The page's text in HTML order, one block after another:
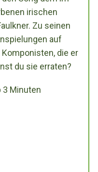
irischen
Zu seinen
auf
die er
du sie erraten?
3 Minuten